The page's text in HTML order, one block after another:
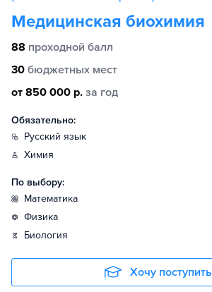
Медицинская биохимия
88 проходной балл
30 бюджетных мест
от 850 000 р. за год
Обязательно:
русский язык
химия
По выбору:
математика
физика
биология
Хочу поступить